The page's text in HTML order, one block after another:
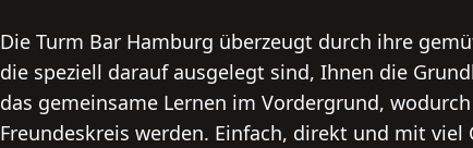
Die Turm Bar Hamburg überzeugt durch ihre
die speziell darauf ausgelegt sind, Ihnen die
das gemeinsame Lernen im Vordergrund,
Freundeskreis werden. Einfach, direkt und mit viel